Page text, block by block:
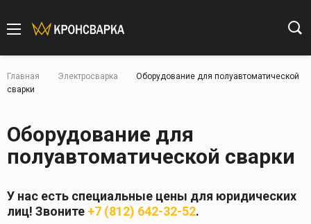
Главная Электросварка
Оборудование для полуавтоматической
сварки
Оборудование для
полуавтоматической сварки
У нас есть специальные цены для юридических
лиц! Звоните +7 (812) 642-32-52.